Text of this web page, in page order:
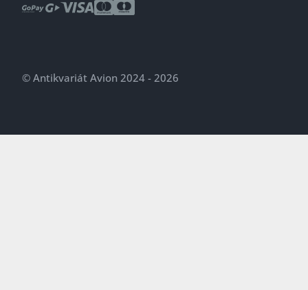
© Antikvariát Avion 2024 - 2026